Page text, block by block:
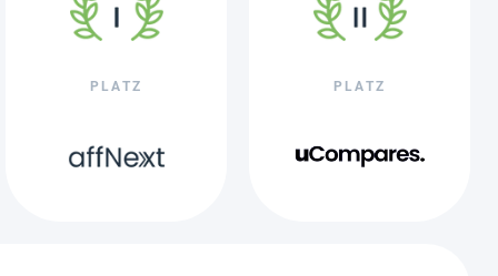
PLATZ PLATZ